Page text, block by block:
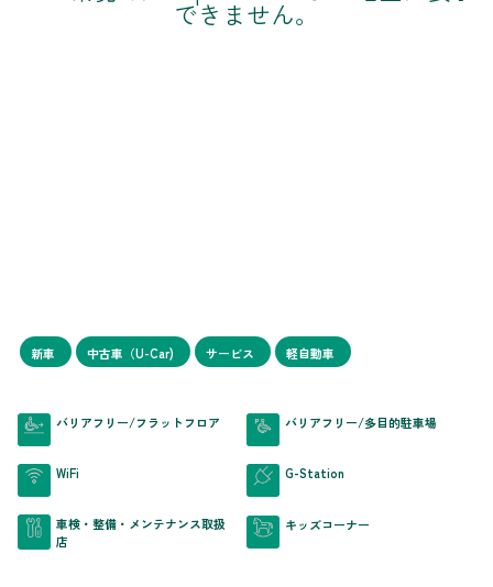
新車 中古車（U-Car) サービス 軽自動車
バリアフリー/フラットフロア バリアフリー/多目的駐車場
WiFi G-Station
車検・整備・メンテナンス取扱
店
キッズコーナー
できません。